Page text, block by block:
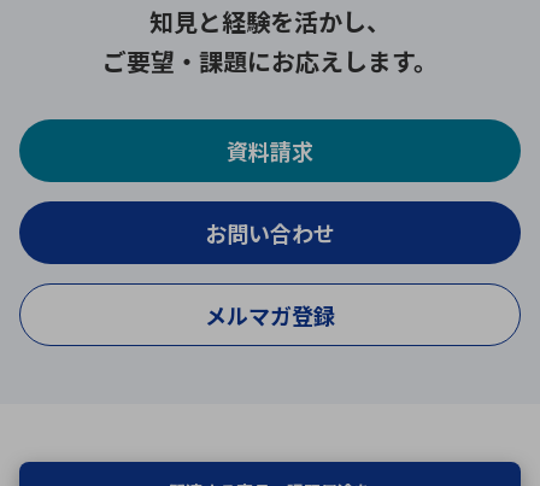
知見と経験を活かし、
ご要望・課題にお応えします。
資料請求
お問い合わせ
メルマガ登録